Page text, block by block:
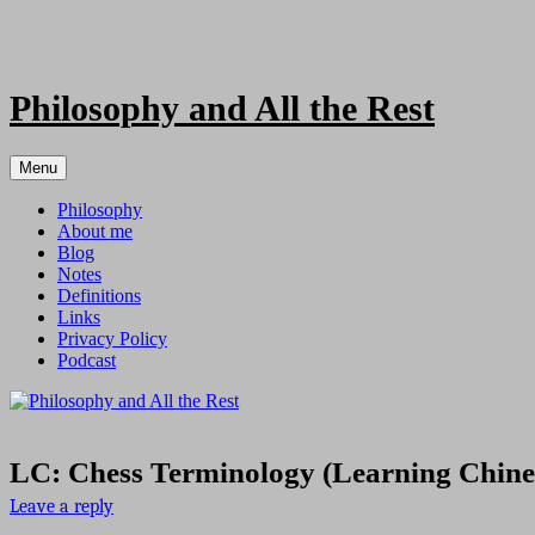
Philosophy and All the Rest
Menu
Philosophy
About me
Blog
Notes
Definitions
Links
Privacy Policy
Podcast
LC: Chess Terminology (Learning
Leave a reply